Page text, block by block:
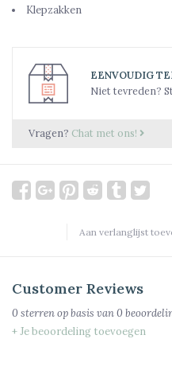
Klepzakken
EENVOUDIG
Niet tevreden?
Vragen? Chat met ons!
Aan verlanglijst
Customer Reviews
0 sterren op basis van0
+ Je beoordeling toevoegen